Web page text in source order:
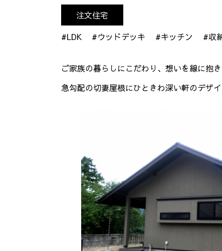
注文住宅
#LDK
#ウッドデッキ #キッチン #収
ご家族の暮らしにこだわり、想いを線に
急勾配の切妻屋根にひときわ深い軒のデザ